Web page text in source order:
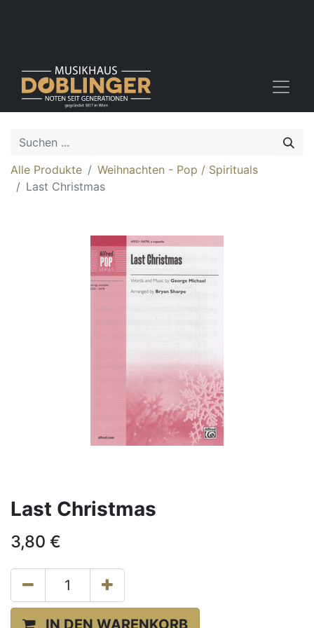
Alle Produkte
Weihnachten - Pop / Spirituals
Last Christmas
Last Christmas
3,80 €
IN DEN WARENKORB